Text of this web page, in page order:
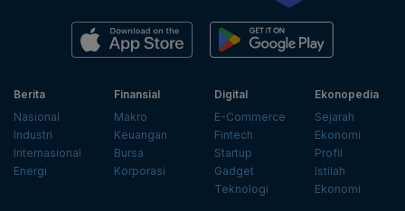
Berita
Nasional
Industri
Internasional
Energi
Finansial
Makro
Keuangan
Bursa
Korporasi
Digital
E-Commerce
Fintech
Startup
Gadget
Teknologi
Ekonopedia
Sejarah
Ekonomi
Profil
Istilah
Ekonomi